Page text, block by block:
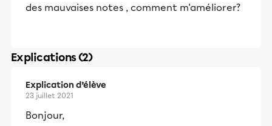
des mauvaises notes , comment m'améliorer?
Explications (2)
Explication d’élève
23 juillet 2021
Bonjour,